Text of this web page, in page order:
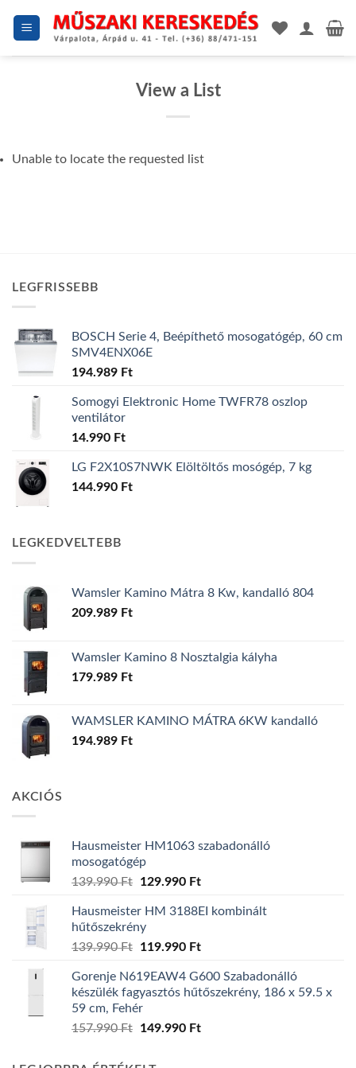
View a List
Unable to locate the requested list
LEGFRISSEBB
BOSCH Serie 4, Beépíthető mosogatógép, 60 cm
SMV4ENX06E
194.989 Ft
Somogyi Elektronic Home TWFR78 oszlop
ventilátor
14.990 Ft
LG F2X10S7NWK Elöltöltős mosógép, 7 kg
144.990 Ft
LEGKEDVELTEBB
Wamsler Kamino Mátra 8 Kw, kandalló 804
209.989 Ft
Wamsler Kamino 8 Nosztalgia kályha
179.989 Ft
WAMSLER KAMINO MÁTRA 6KW kandalló
194.989 Ft
AKCIÓS
Hausmeister HM1063 szabadonálló
mosogatógép
139.990Ft
Original
was:
139.990 Ft.
129.990 FtCurrent
is:
Hausmeister HM 3188EI kombinált
hűtőszekrény
139.990Ft
Original
was:
139.990 Ft.
119.990 FtCurrent
is:
119.990 Ft.
Gorenje N619EAW4 G600 Szabadonálló
készülék fagyasztós hűtőszekrény, 186 x 59.5 x
59 cm, Fehér
157.990Ft
Original
149.990 FtCurrent